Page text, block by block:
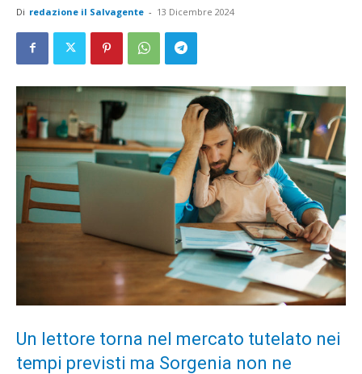
Di redazione il Salvagente - 13 Dicembre 2024
Un lettore torna nel mercato tutelato nei
tempi previsti ma Sorgenia non ne